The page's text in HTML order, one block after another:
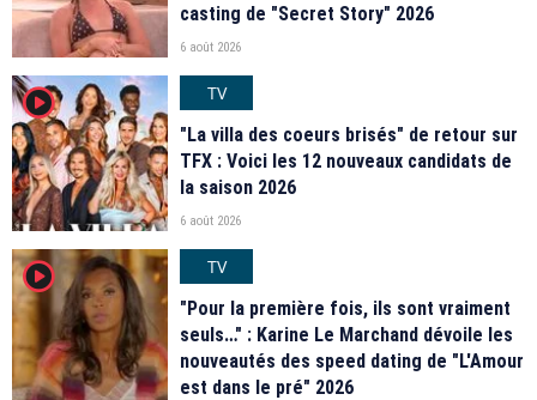
casting de "Secret Story" 2026
6 août 2026
player2
TV
"La villa des coeurs brisés" de retour sur
TFX : Voici les 12 nouveaux candidats de
la saison 2026
6 août 2026
player2
TV
"Pour la première fois, ils sont vraiment
seuls…" : Karine Le Marchand dévoile les
nouveautés des speed dating de "L'Amour
est dans le pré" 2026